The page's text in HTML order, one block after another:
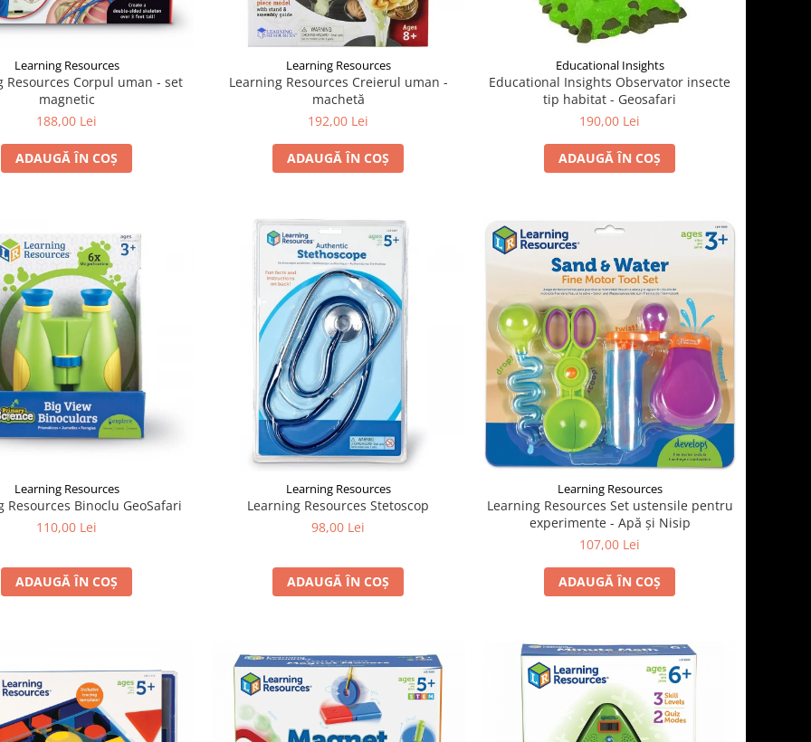
Learning Resources
Resources Corpul uman - set
magnetic
188,00 Lei
ADAUGĂ ÎN COȘ
Learning Resources
Learning Resources Creierul uman -
machetă
192,00 Lei
ADAUGĂ ÎN COȘ
Educational Insights
Educational Insights Observator insecte
tip habitat - Geosafari
190,00 Lei
ADAUGĂ ÎN COȘ
Learning Resources
Resources Binoclu GeoSafari
110,00 Lei
ADAUGĂ ÎN COȘ
Learning Resources
Learning Resources Stetoscop
98,00 Lei
ADAUGĂ ÎN COȘ
Learning Resources
Learning Resources Set ustensile pentru
experimente - Apă și Nisip
107,00 Lei
ADAUGĂ ÎN COȘ